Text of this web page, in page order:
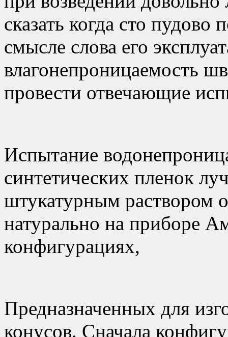
сказать когда сто пудово
смысле слова его
влагонепроницаемость
провести отвечающие
Испытание
синтетических пленок
штукатурным раствором
натурально на приборе
конфигурациях,
Предназначенных для
конусов. Сначала